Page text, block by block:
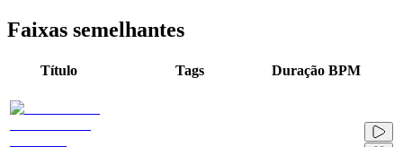
Faixas semelhantes
Título Tags Duração BPM